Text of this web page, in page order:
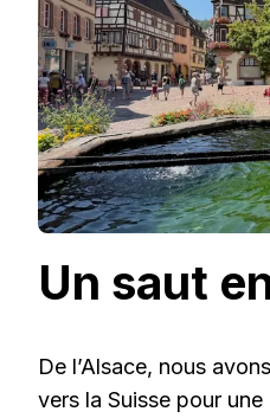
Un saut
De l’Alsace, nous
vers la Suisse pour